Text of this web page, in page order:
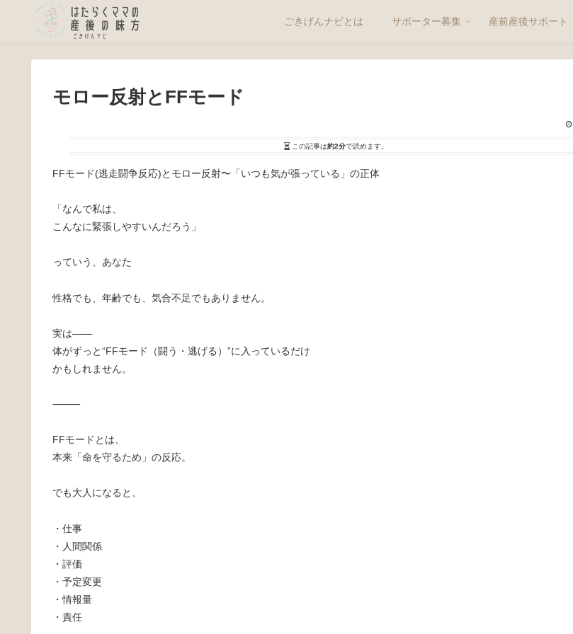
ごきげんナビとは サポーター募集 産前産後サポート
モロー反射とFFモード
この記事は約2分で読めます。
FFモード(逃走闘争反応)とモロー反射〜「いつも気が張っている」の正体
「なんで私は、
こんなに緊張しやすいんだろう」
っていう、あなた
性格でも、年齢でも、気合不足でもありません。
実は――
体がずっと“FFモード（闘う・逃げる）”に入っているだけ
かもしれません。
⸻
FFモードとは、
本来「命を守るため」の反応。
でも大人になると、
・仕事
・人間関係
・評価
・予定変更
・情報量
・責任